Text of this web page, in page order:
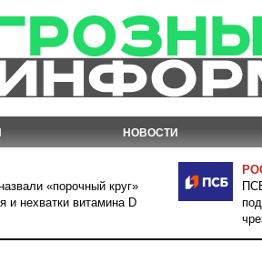
НОВОСТИ
«порочный круг»
и нехватки витамина D